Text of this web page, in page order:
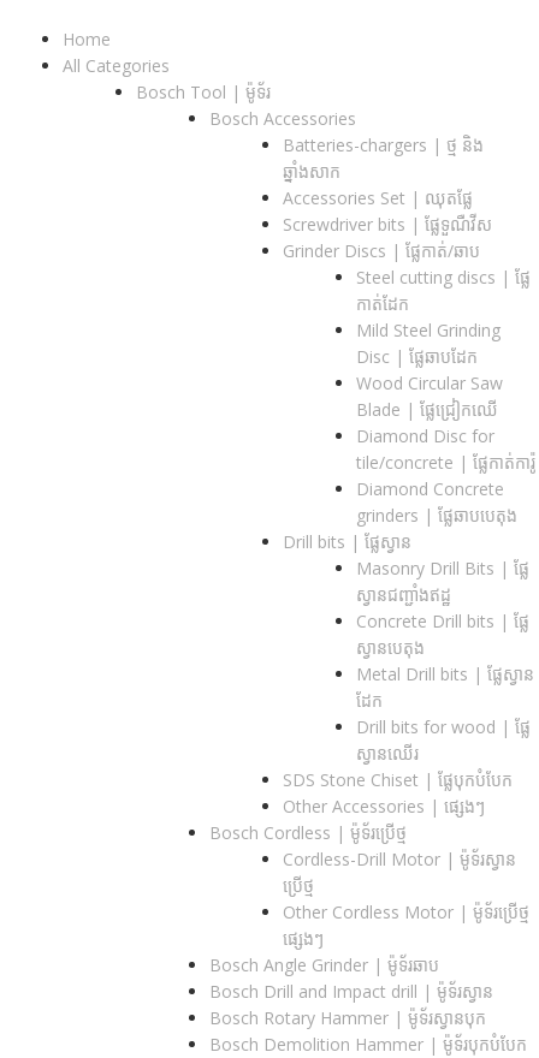
Home
All Categories
Bosch Tool | ម៉ូទ័រ
Bosch Accessories
Batteries-chargers | ថ្ម និង
ឆ្នាំងសាក
Accessories Set | ឈុតផ្លែ
Screwdriver bits | ផ្លែទួណឺវីស
Grinder Discs |​ ផ្លែកាត់/ឆាប
Steel cutting discs |​ ផ្លែ
កាត់ដែក
Mild Steel Grinding
Disc | ផ្លែឆាបដែក
Wood Circular Saw
Blade | ផ្លែជ្រៀកឈើ
Diamond Disc for
tile/concrete​ | ផ្លែកាត់ការ៉ូ
Diamond Concrete
grinders | ផ្លែឆាបបេតុង
Drill bits |​ ផ្លែស្វាន
Masonry Drill Bits |​ ផ្លែ
ស្វានជញ្ជាំងឥដ្ឋ
Concrete Drill bits |​ ផ្លែ
ស្វានបេតុង
Metal Drill bits |​ ផ្លែស្វាន
ដែក
Drill bits for wood |​ ផ្លែ
ស្វានឈើរ
SDS Stone Chiset |​ ផ្លែបុកបំបែក
Other Accessories | ផ្សេងៗ
Bosch Cordless | ម៉ូទ័រប្រើថ្ម
Cordless-Drill Motor | ម៉ូទ័រស្វាន
ប្រើថ្ម
Other Cordless Motor | ម៉ូទ័រប្រើថ្ម
ផ្សេងៗ
Bosch Angle Grinder | ម៉ូទ័រឆាប
Bosch Drill and Impact drill | ម៉ូទ័រស្វាន
Bosch Rotary Hammer | ម៉ូទ័រស្វានបុក
Bosch Demolition Hammer | ម៉ូទ័របុកបំបែក